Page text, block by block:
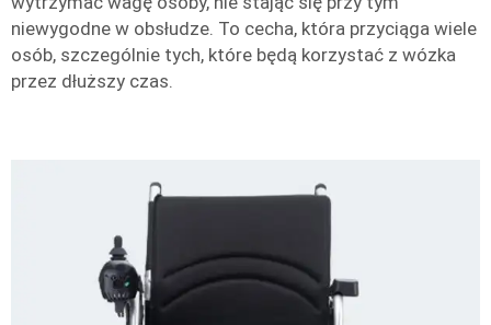
niewygodne w obsłudze. To cecha, która przyciąga wiele
osób, szczególnie tych, które będą korzystać z wózka
przez dłuższy czas.